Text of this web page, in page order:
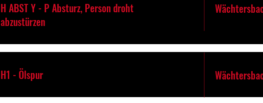
H ABST Y - P Absturz, Person droht
abzustürzen
H1 - Ölspur